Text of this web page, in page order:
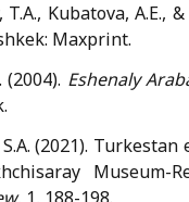
Kubatova, A.E.,
Maxprint.
Eshenaly
(2021).
Museum-
, 1, 188-198.